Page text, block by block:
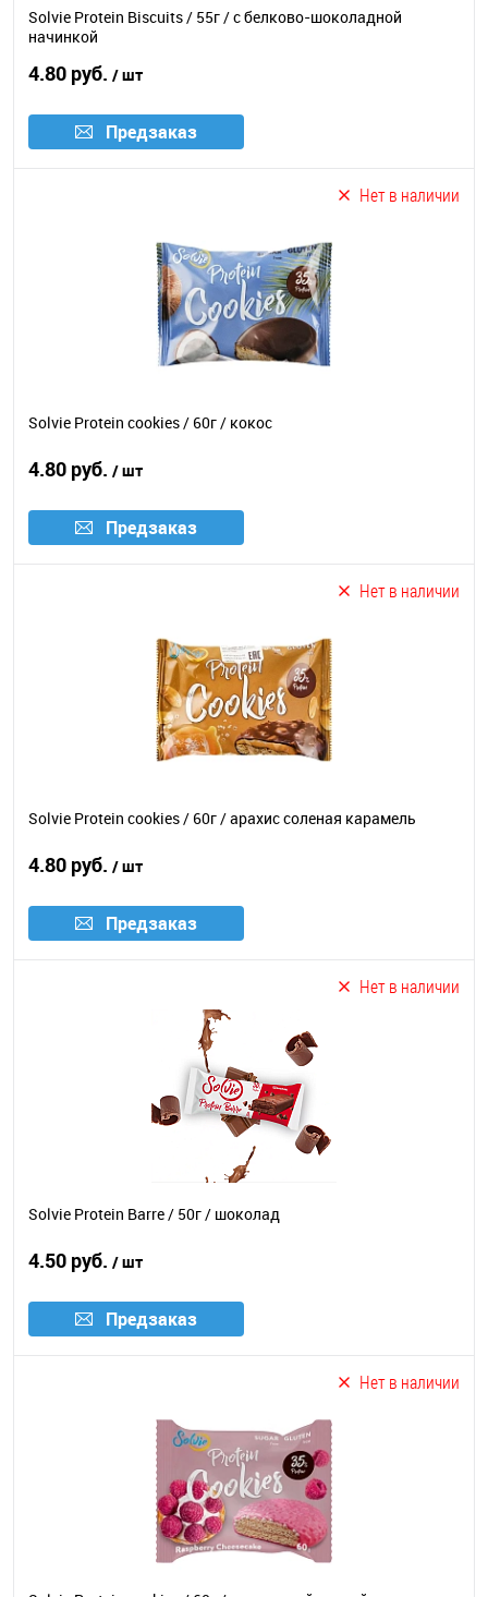
Solvie Protein Biscuits / 55г / с белково-шоколадной
начинкой
4.80 руб. / шт
Предзаказ
Нет в наличии
Solvie Protein cookies / 60г / кокос
4.80 руб. / шт
Предзаказ
Нет в наличии
Solvie Protein cookies / 60г / арахис соленая карамель
4.80 руб. / шт
Предзаказ
Нет в наличии
Solvie Protein Barre / 50г / шоколад
4.50 руб. / шт
Предзаказ
Нет в наличии